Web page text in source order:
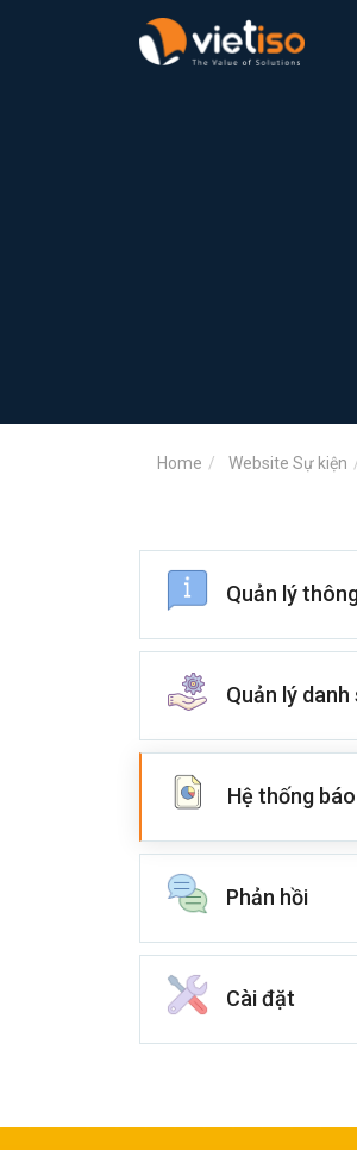
Home Website Sự kiện
Quản lý
Quản lý
Hệ thống
Phản hồi
Cài đặt